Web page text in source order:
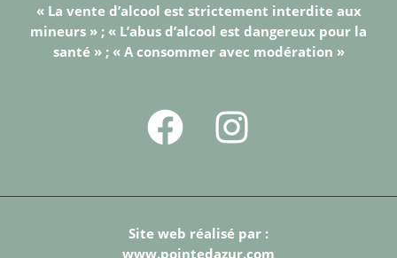
« La vente d’alcool est strictement interdite aux
mineurs » ; « L’abus d’alcool est dangereux pour la
santé » ; « A consommer avec modération »
Site web réalisé par :
www.pointedazur.com